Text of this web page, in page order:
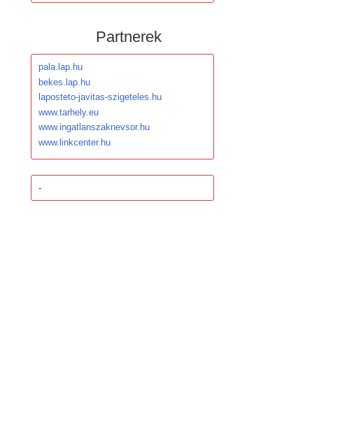
Partnerek
pala.lap.hu
bekes.lap.hu
laposteto-javitas-szigeteles.hu
www.tarhely.eu
www.ingatlanszaknevsor.hu
www.linkcenter.hu
-